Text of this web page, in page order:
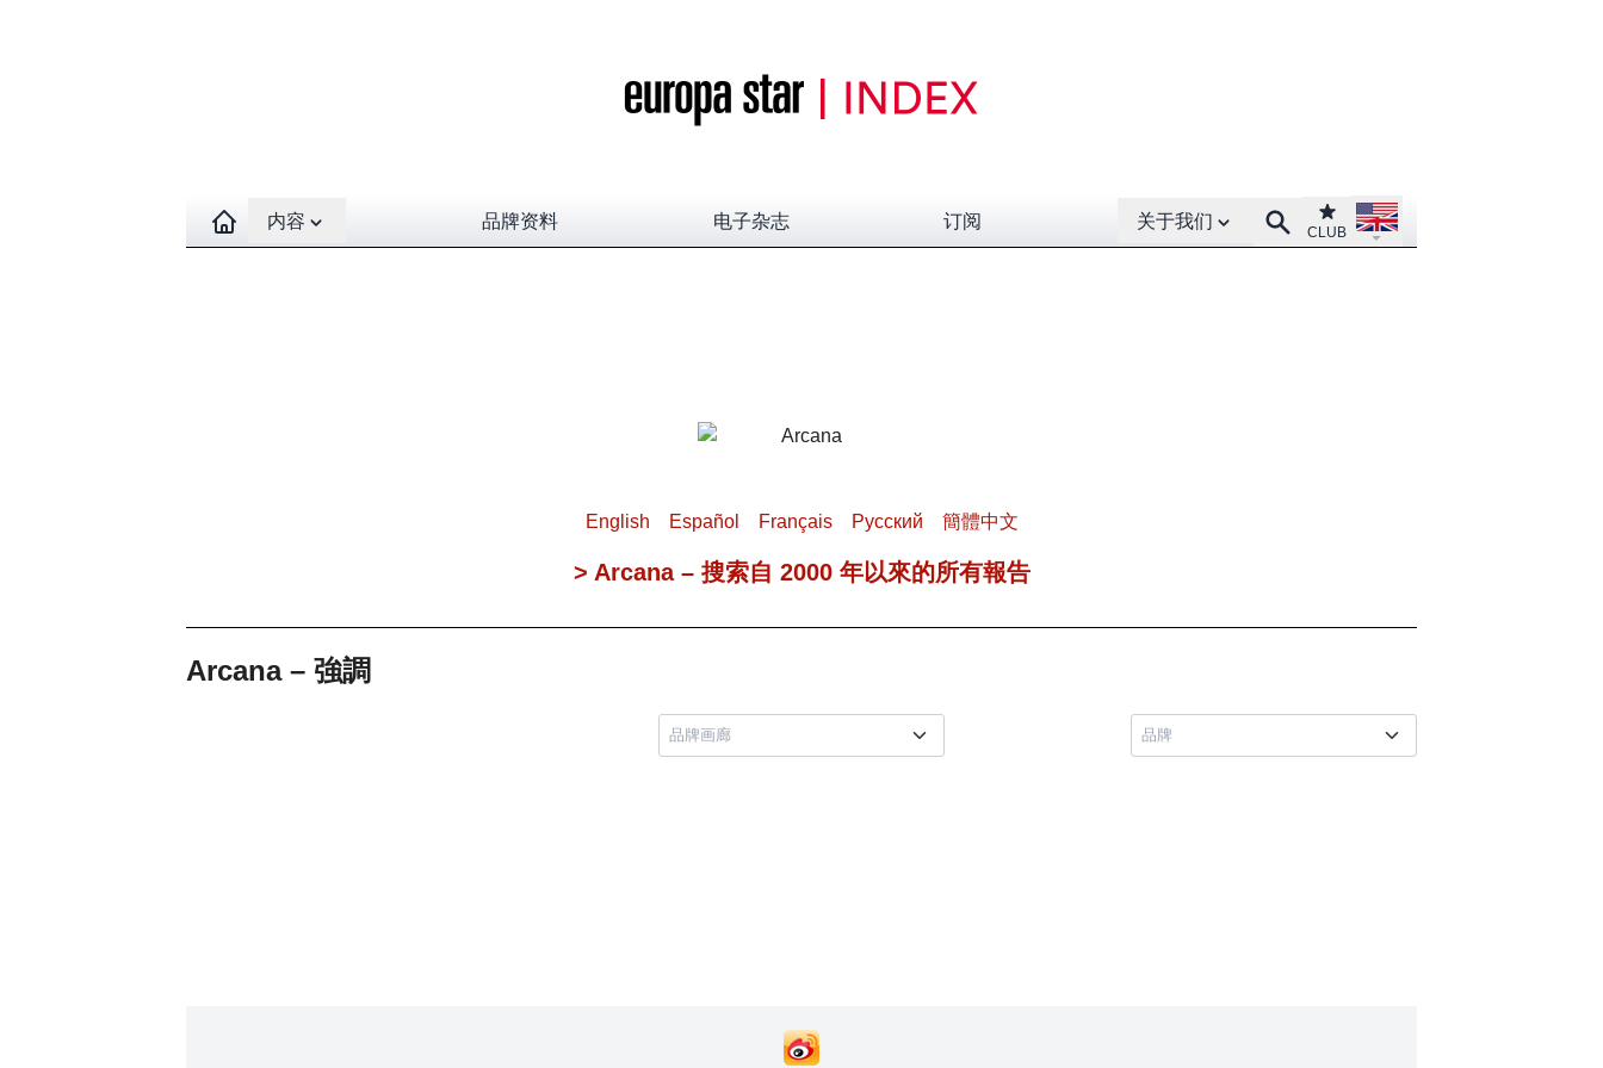
Open contents menu
内容 品牌资料 电子杂志 订阅
Open About menu
关于我们 SearchClub
CLUB
Open language menu
English Español Français Pусский 簡體中文
> Arcana – 搜索自 2000 年以來的所有報告
Arcana – 強調